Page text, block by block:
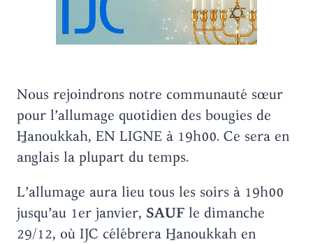
Nous rejoindrons notre communauté sœur
pour l’allumage quotidien des bougies de
H̱anoukkah, EN LIGNE à 19h00. Ce sera en
anglais la plupart du temps.
L’allumage aura lieu tous les soirs à 19h00
jusqu’au 1er janvier, SAUF le dimanche
29/12, où IJC célébrera H̱anoukkah en